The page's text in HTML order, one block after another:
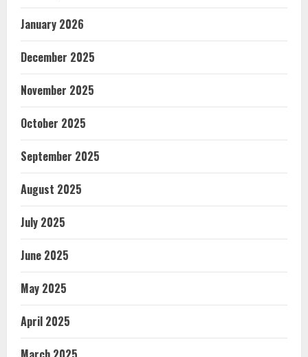
January 2026
December 2025
November 2025
October 2025
September 2025
August 2025
July 2025
June 2025
May 2025
April 2025